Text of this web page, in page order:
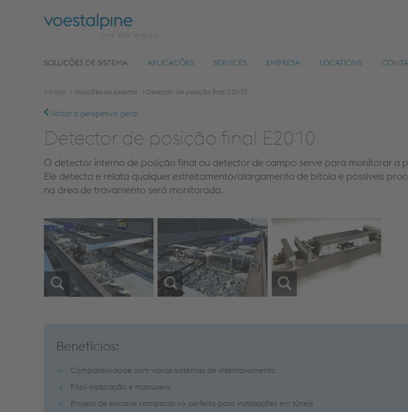
SOLUÇÕES DE SISTEMA APLICAÇÕES SERVICES EMPRESA LOCATIONS
Início Soluções de sistema Detector de posição final E2010
Voltar à perspetiva geral
Detector de posição final E2010
O detector interno de posição final ou detector de campo serve para monitorar a
Ele detecta e relata qualquer estreitamento/alargamento de bitola e possíveis
na área de travamento será monitorada.
Benefícios:
Compatibilidade com vários sistemas de intertravamento
Fácil instalação e manuseio
Projeto de encaixe compacto => perfeito para instalações em túneis